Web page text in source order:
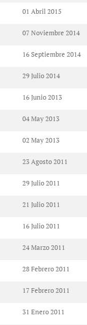
01 Abril 2015
07 Noviembre 2014
16 Septiembre 2014
29 Julio 2014
16 Junio 2013
04 May 2013
02 May 2013
23 Agosto 2011
29 Julio 2011
21 Julio 2011
16 Julio 2011
24 Marzo 2011
28 Febrero 2011
17 Febrero 2011
31 Enero 2011